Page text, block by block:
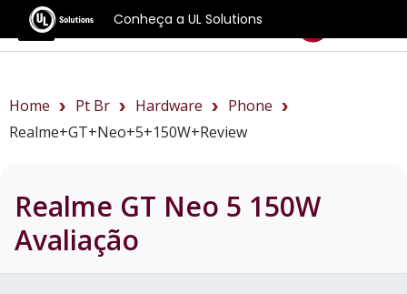
Conheça a UL Solutions
Benchmarks
Home Pt Br Hardware
Phone
Realme+GT+Neo+5+150W+review
Realme GT Neo 5 150W
Avaliação